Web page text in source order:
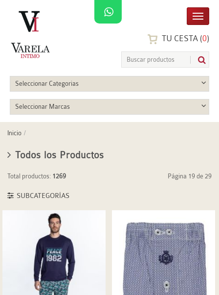
TU CESTA (0)
Seleccionar Categorias
Seleccionar Marcas
Inicio
Todos los Productos
Total productos: 1269 Página 19 de 29
SUBCATEGORÍAS